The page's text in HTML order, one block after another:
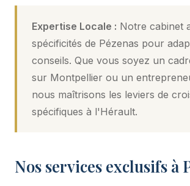
Expertise Locale : Notre cabinet
spécificités de Pézenas pour
conseils. Que vous soyez un
sur Montpellier ou un
nous maîtrisons les leviers de
spécifiques à l'Hérault.
Nos services exclusifs à